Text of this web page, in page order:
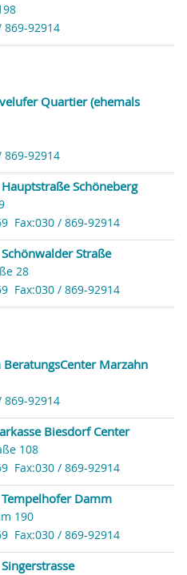
869-92914
Quartier (ehemals
869-92914
Schöneberg
Fax:030 / 869-92914
Straße
28
Fax:030 / 869-92914
Marzahn
869-92914
Biesdorf Center
108
Fax:030 / 869-92914
Damm
190
Fax:030 / 869-92914